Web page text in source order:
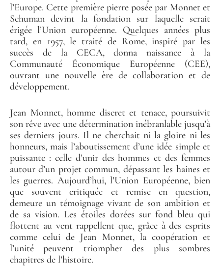
l’Europe. Cette première pierre posée par Monnet et
Schuman devint la fondation sur laquelle serait
érigée l’Union européenne. Quelques années plus
tard, en 1957, le traité de Rome, inspiré par les
succès de la CECA, donna naissance à la
Communauté Économique Européenne (CEE),
ouvrant une nouvelle ère de collaboration et de
développement.
Jean Monnet, homme discret et tenace, poursuivit
son rêve avec une détermination inébranlable jusqu’à
ses derniers jours. Il ne cherchait ni la gloire ni les
honneurs, mais l’aboutissement d’une idée simple et
puissante : celle d’unir des hommes et des femmes
autour d’un projet commun, dépassant les haines et
les guerres. Aujourd’hui, l’Union Européenne, bien
que souvent critiquée et remise en question,
demeure un témoignage vivant de son ambition et
de sa vision. Les étoiles dorées sur fond bleu qui
flottent au vent rappellent que, grâce à des esprits
comme celui de Jean Monnet, la coopération et
l’unité peuvent triompher des plus sombres
chapitres de l’histoire.